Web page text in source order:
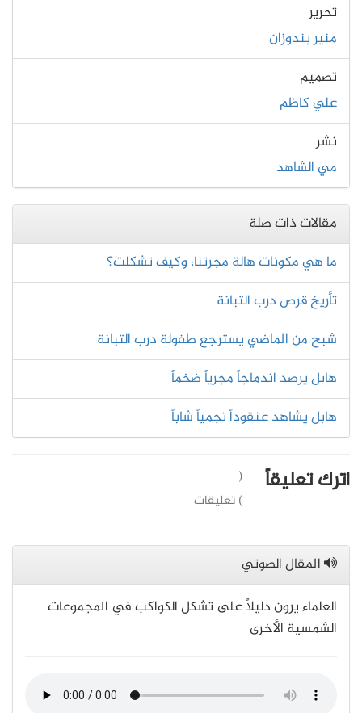
تحرير
منير بندوزان
تصميم
علي كاظم
نشر
مي الشاهد
مقالات ذات صلة
ما هي مكونات هالة مجرتنا، وكيف تشكلت؟
تأريخ قرص درب التبانة
شبح من الماضي يسترجع طفولة درب التبانة
هابل يرصد اندماجاً مجرياً ضخماً
هابل يشاهد عنقوداً نجمياً شاباً
اترك تعليقاً
(
) تعليقات
المقال الصوتي
العلماء يرون دليلًا على تشكل الكواكب في المجموعات
الشمسية الأخرى